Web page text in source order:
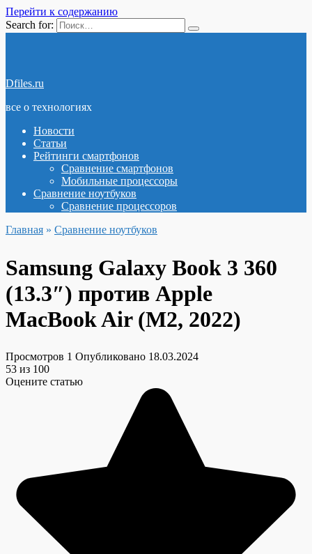
Перейти к содержанию
Search for:
Dfiles.ru
все о технологиях
Новости
Статьи
Рейтинги смартфонов
Сравнение смартфонов
Мобильные процессоры
Сравнение ноутбуков
Сравнение процессоров
Главная » Сравнение ноутбуков
Samsung Galaxy Book 3 360
(13.3″) против Apple
MacBook Air (M2, 2022)
Просмотров 1 Опубликовано 18.03.2024
53 из 100
Оцените статью